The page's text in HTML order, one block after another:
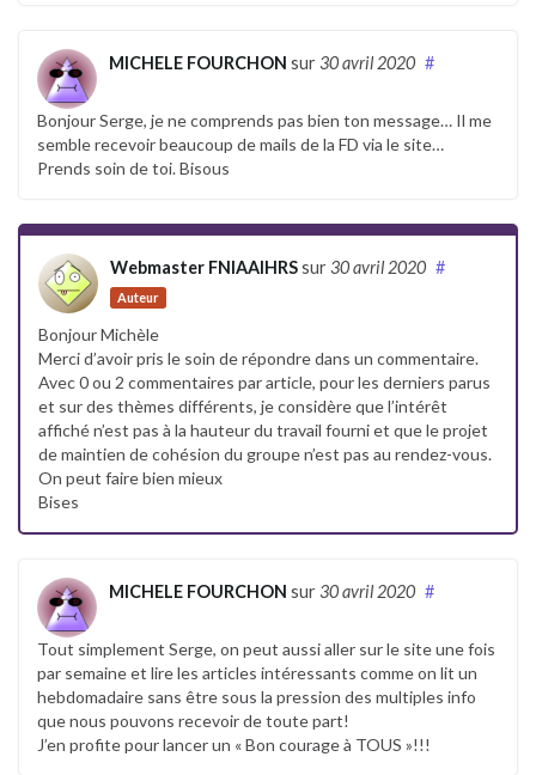
MICHELE FOURCHON sur 30 avril 2020 #
Bonjour Serge, je ne comprends pas bien ton message… Il me
semble recevoir beaucoup de mails de la FD via le site…
Prends soin de toi. Bisous
Webmaster FNIAAIHRSsur 30 avril 2020
Auteur
#
Bonjour Michèle
Merci d’avoir pris le soin de répondre dans un commentaire.
Avec 0 ou 2 commentaires par article, pour les derniers parus
et sur des thèmes différents, je considère que l’intérêt
affiché n’est pas à la hauteur du travail fourni et que le projet
de maintien de cohésion du groupe n’est pas au rendez-vous.
On peut faire bien mieux
Bises
MICHELE FOURCHON sur 30 avril 2020 #
Tout simplement Serge, on peut aussi aller sur le site une fois
par semaine et lire les articles intéressants comme on lit un
hebdomadaire sans être sous la pression des multiples info
que nous pouvons recevoir de toute part!
J’en profite pour lancer un « Bon courage à TOUS »!!!